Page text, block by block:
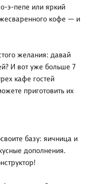
э-пепе или яркий
кофе — и
желания: давай
И вот уже больше 7
кафе гостей
приготовить их
базу: яичница и
дополнения.